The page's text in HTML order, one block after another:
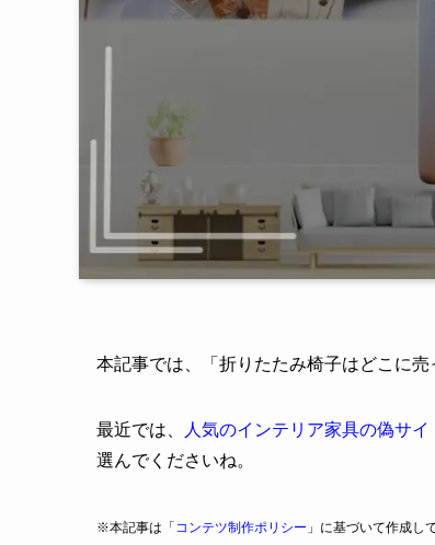
本記事では、「折りたたみ椅子はどこに
最近では、 人気のインテリア家具の偽サイ
選んでくださいね。
※本記事は「 コンテツ制作ポリシー 」に基づいて作成し